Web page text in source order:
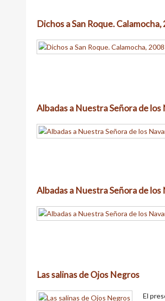
Dichos a San Roque.
Albadas a Nuestra Señora de
Albadas a Nuestra Señora de
Las salinas de Ojos Negros
El